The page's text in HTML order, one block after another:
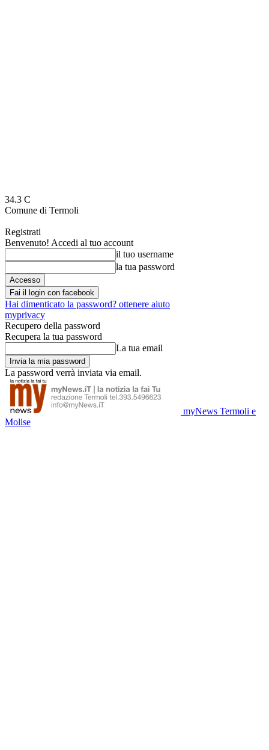
34.3 C
Comune di Termoli
Registrati
Benvenuto! Accedi al tuo account
il tuo username
la tua password
Fai il login con facebook
Hai dimenticato la password? ottenere aiuto
myprivacy
Recupero della password
Recupera la tua password
La tua email
La password verrà inviata via email.
myNews Termoli e
Molise